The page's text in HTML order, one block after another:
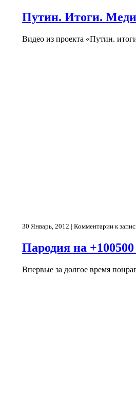
Путин. Итоги.
Видео из проекта «Путин.
30 Январь, 2012 | Комментарии к
Пародия на
Впервые за долгое время